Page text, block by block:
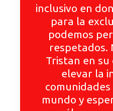
inclusivo en
para la
podemos
respetados.
Tristan en su
elevar la
mundo y